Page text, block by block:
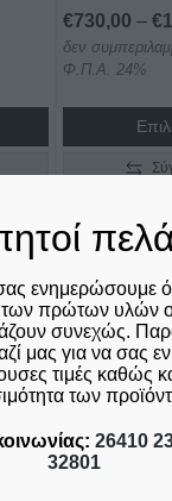
€3.045,00
through
€4.075,00
€730,00 – €
δεν
Φ.Π.Α. 24%
ενημερώσουμε
πρώτων υλών
συνεχώς.
μας για να σας
τιμές καθώς
των
26410
32801